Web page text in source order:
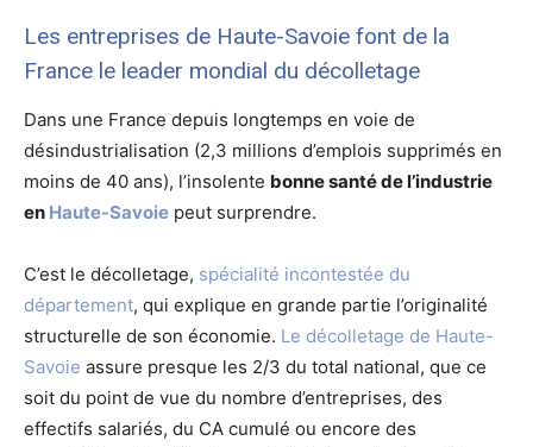
Les entreprises de Haute-Savoie font de la
France le leader mondial du décolletage
Dans une France depuis longtemps en voie de
désindustrialisation (2,3 millions d’emplois supprimés en
moins de 40 ans), l’insolente bonne santé de l’industrie
en Haute-Savoie peut surprendre.
C’est le décolletage, spécialité incontestée du
département, qui explique en grande partie l’originalité
structurelle de son économie. Le décolletage de Haute-
Savoie assure presque les 2/3 du total national, que ce
soit du point de vue du nombre d’entreprises, des
effectifs salariés, du CA cumulé ou encore des